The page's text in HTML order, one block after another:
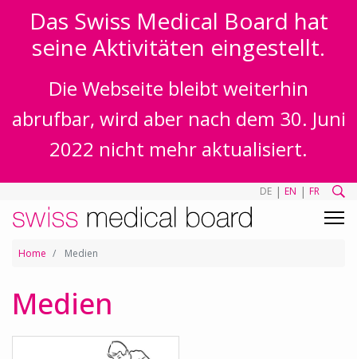
Das Swiss Medical Board hat
seine Aktivitäten eingestellt.
Die Webseite bleibt weiterhin
abrufbar, wird aber nach dem 30. Juni
2022 nicht mehr aktualisiert.
DE | EN | FR
Home Medien
Medien